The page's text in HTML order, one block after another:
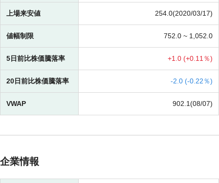
上場来安値 254.0(2020/03/17)
値幅制限 752.0 ~ 1,052.0
5日前比株価騰落率 +1.0 (+0.11％)
20日前比株価騰落率 -2.0 (-0.22％)
VWAP 902.1(08/07)
企業情報